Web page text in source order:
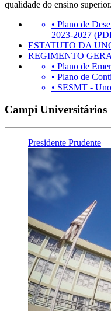
qualidade do ensino superior.
• Plano de
2023-2027
ESTATUTO DA
REGIMENTO
• Plano de
• Plano de
• SESMT -
Campi Universitários
Presidente Prudente